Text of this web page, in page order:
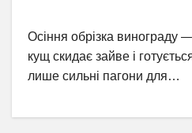
Осіння обрізка винограду
кущ скидає зайве і
лише сильні пагони для…